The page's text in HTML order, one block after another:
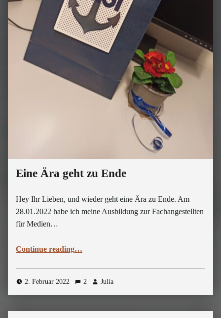
Eine Ära geht zu Ende
Hey Ihr Lieben, und wieder geht eine Ära zu Ende. Am
28.01.2022 habe ich meine Ausbildung zur Fachangestellten
für Medien…
Continue reading…
2. Februar 2022 2 Julia